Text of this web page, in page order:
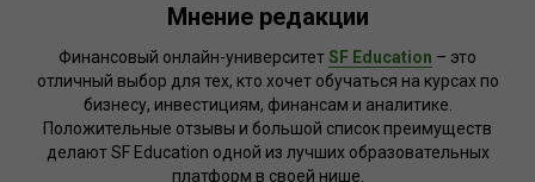
Мнение редакции
Финансовый онлайн-университетSF Education – это
отличный выбор для тех, кто хочет обучаться на курсах по
бизнесу, инвестициям, финансам и аналитике.
Положительные отзывы и большой список преимуществ
делают SF Education одной из лучших образовательных
платформ в своей нише.